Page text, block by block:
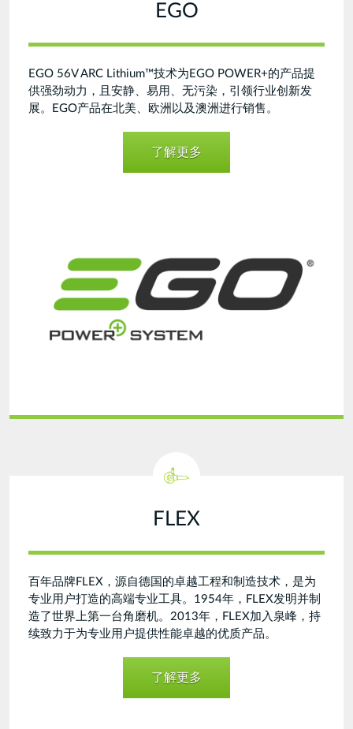
EGO
EGO 56V ARC Lithium™技术为EGO POWER+的产品提
供强劲动力，且安静、易用、无污染，引领行业创新发
展。EGO产品在北美、欧洲以及澳洲进行销售。
了解更多
FLEX
百年品牌FLEX，源自德国的卓越工程和制造技术，是为
专业用户打造的高端专业工具。1954年，FLEX发明并制
造了世界上第一台角磨机。2013年，FLEX加入泉峰，持
续致力于为专业用户提供性能卓越的优质产品。
了解更多